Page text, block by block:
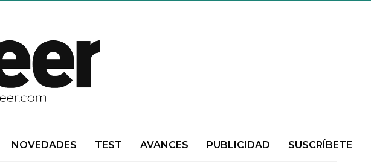
NOVEDADES TEST AVANCES PUBLICIDAD SUSCRÍBETE